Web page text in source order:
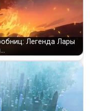
Легенда Лары